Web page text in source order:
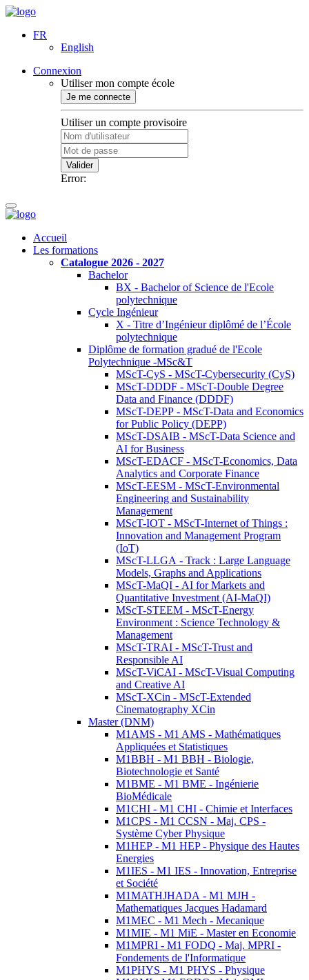
FR
English
Connexion
Utiliser mon compte école
Je me connecte
Utiliser un compte provisoire
Valider
Error:
Accueil
Les formations
Catalogue 2026 - 2027
Bachelor
BX - Bachelor of Science de l'Ecole
polytechnique
Cycle Ingénieur
X - Titre d’Ingénieur diplômé de l’École
polytechnique
Diplôme de formation gradué de l'Ecole
Polytechnique -MSc&T
MScT-CyS - MScT-Cybersecurity (CyS)
MScT-DDDF - MScT-Double Degree
Data and Finance (DDDF)
MScT-DEPP - MScT-Data and Economics
for Public Policy (DEPP)
MScT-DSAIB - MScT-Data Science and
AI for Business
MScT-EDACF - MScT-Economics, Data
Analytics and Corporate Finance
MScT-EESM - MScT-Environmental
Engineering and Sustainability
Management
MScT-IOT - MScT-Internet of Things :
Innovation and Management Program
(IoT)
MScT-LLGA - Track : Large Language
Models, Graphs and Applications
MScT-MaQI - AI for Markets and
Quantitative Investment (AI-MaQI)
MScT-STEEM - MScT-Energy
Environment : Science Technology &
Management
MScT-TRAI - MScT-Trust and
Responsible AI
MScT-ViCAI - MScT-Visual Computing
and Creative AI
MScT-XCin - MScT-Extended
Cinematography XCin
Master (DNM)
M1AMS - M1 AMS - Mathématiques
Appliquées et Statistiques
M1BBH - M1 BBH - Biologie,
Biotechnologie et Santé
M1BME - M1 BME - Ingénierie
BioMédicale
M1CHI - M1 CHI - Chimie et Interfaces
M1CPS - M1 CCSN - Maj. CPS -
Système Cyber Physique
M1HEP - M1 HEP - Physique des Hautes
Energies
M1IES - M1 IES - Innovation, Entreprise
et Société
M1MATHJHADA - M1 MJH -
Mathematiques Jacques Hadamard
M1MEC - M1 Mech - Mecanique
M1MIE - M1 MiE - Master en Economie
M1MPRI - M1 FODQ - Maj. MPRI -
Fondements de l'Informatique
M1PHYS - M1 PHYS - Physique